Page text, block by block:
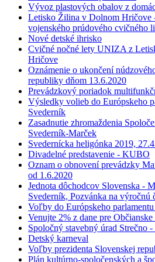
Vývoz plastových obalov z
Letisko Žilina v Dolnom Hričove
vojenského prúdového cvičného
Nové detské ihrisko
Cvičné nočné lety UNIZA z
Hričove
Oznámenie o ukončení
republiky dňom 13.6.2020
Prevádzkový poriadok
Výsledky volieb do Európskeho
Svederník
Zasadnutie zhromaždenia
Svederník-Marček
Svedernícka heligónka 2019,
Divadelné predstavenie - KUBO
Oznam o obnovení prevádzky
od 1.6.2020
Jednota dôchodcov Slovenska -
Svederník, Pozvánka na výročnú
Voľby do Európskeho
Venujte 2% z dane pre
Spoločný stavebný úrad Strečno
Detský karneval
Voľby prezidenta Slovenskej
Plán kultúrno-spoločenských a